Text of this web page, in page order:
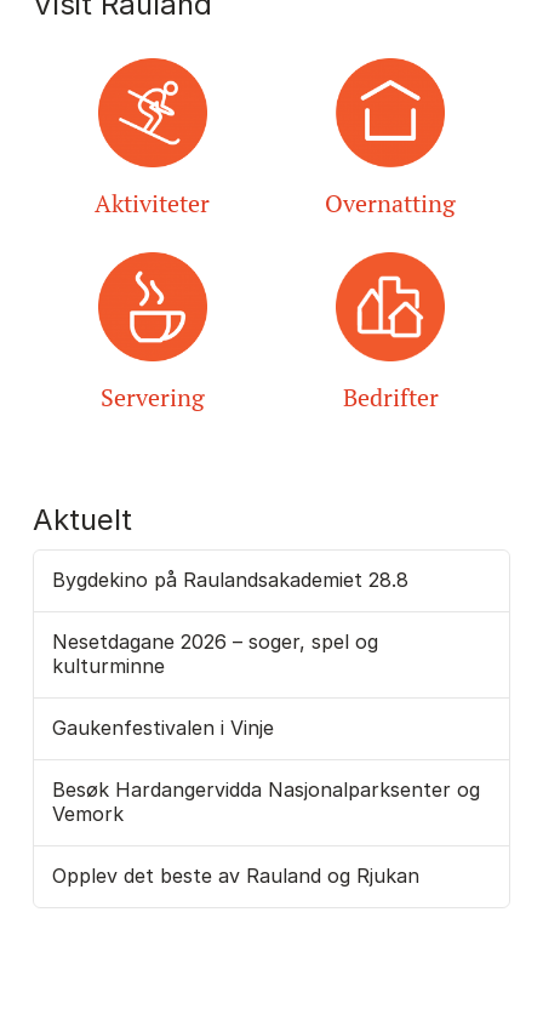
Aktiviteter Overnatting
Servering Bedrifter
Aktuelt
Bygdekino på Raulandsakademiet 28.8
Nesetdagane 2026 – soger, spel og
kulturminne
Gaukenfestivalen i Vinje
Besøk Hardangervidda Nasjonalparksenter og
Vemork
Opplev det beste av Rauland og Rjukan